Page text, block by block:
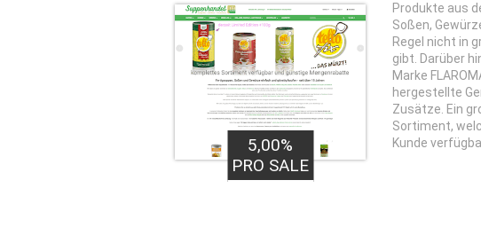
5,00%
PRO SALE
Produkte aus
Soßen,
Regel nicht in
gibt. Darüber
Marke
hergestellte
Zusätze. Ein
Sortiment,
Kunde